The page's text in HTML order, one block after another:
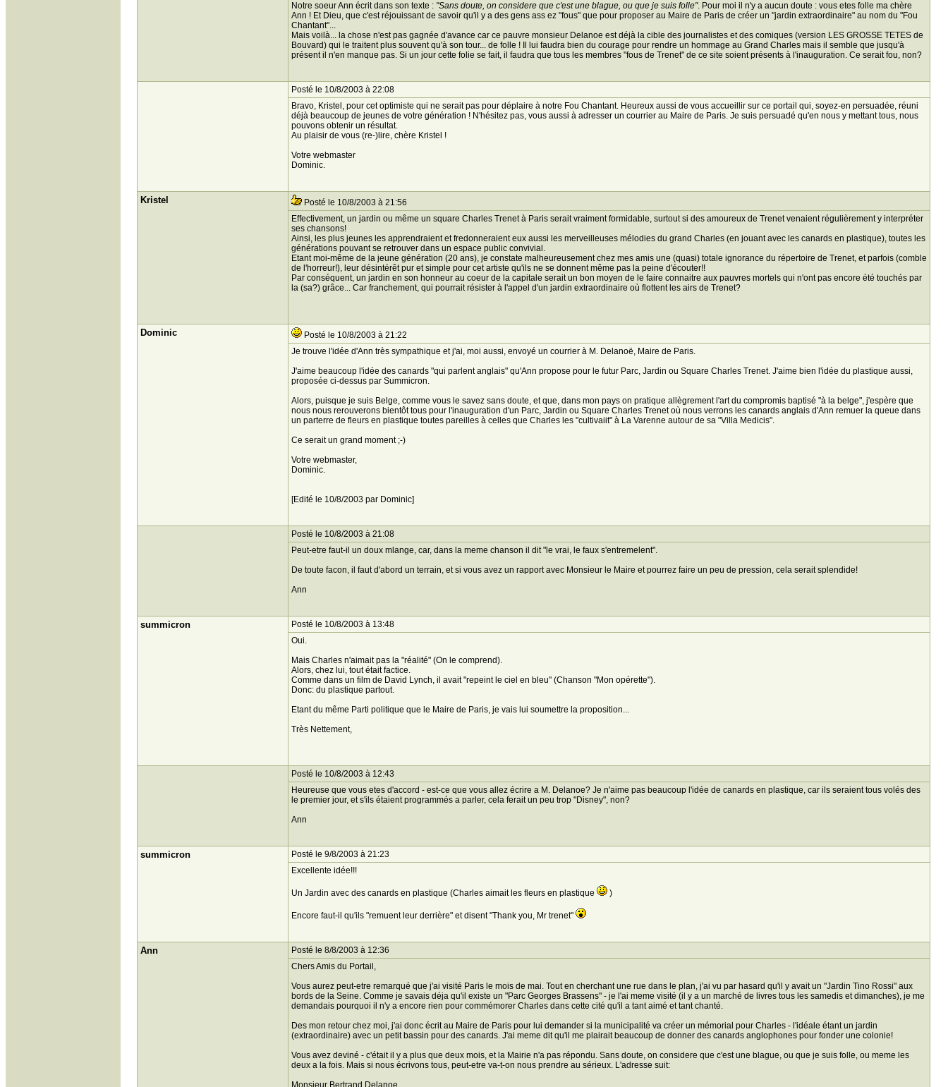
Notre soeur Ann écrit dans son texte : "Sans doute, on considere que c'est une blague, ou que je suis folle". Pour moi il n'y a aucun doute : vous etes folle ma chère
Ann ! Et Dieu, que c'est réjouissant de savoir qu'il y a des gens ass ez "fous" que pour proposer au Maire de Paris de créer un "jardin extraordinaire" au nom du "Fou
Chantant"...
Mais voilà... la chose n'est pas gagnée d'avance car ce pauvre monsieur Delanoe est déjà la cible des journalistes et des comiques (version LES GROSSE TETES de
Bouvard) qui le traitent plus souvent qu'à son tour... de folle ! Il lui faudra bien du courage pour rendre un hommage au Grand Charles mais il semble que jusqu'à
présent il n'en manque pas. Si un jour cette folie se fait, il faudra que tous les membres "fous de Trenet" de ce site soient présents à l'inauguration. Ce serait fou, non?
Posté le 10/8/2003 à 22:08
Bravo, Kristel, pour cet optimiste qui ne serait pas pour déplaire à notre Fou Chantant. Heureux aussi de vous accueillir sur ce portail qui, soyez-en persuadée, réuni
déjà beaucoup de jeunes de votre génération ! N'hésitez pas, vous aussi à adresser un courrier au Maire de Paris. Je suis persuadé qu'en nous y mettant tous, nous
pouvons obtenir un résultat.
Au plaisir de vous (re-)lire, chère Kristel !
Votre webmaster
Dominic.
Kristel
Posté le 10/8/2003 à 21:56
Effectivement, un jardin ou même un square Charles Trenet à Paris serait vraiment formidable, surtout si des amoureux de Trenet venaient régulièrement y interpréter
ses chansons!
Ainsi, les plus jeunes les apprendraient et fredonneraient eux aussi les merveilleuses mélodies du grand Charles (en jouant avec les canards en plastique), toutes les
générations pouvant se retrouver dans un espace public convivial.
Etant moi-même de la jeune génération (20 ans), je constate malheureusement chez mes amis une (quasi) totale ignorance du répertoire de Trenet, et parfois (comble
de l'horreur!), leur désintérêt pur et simple pour cet artiste qu'ils ne se donnent même pas la peine d'écouter!!
Par conséquent, un jardin en son honneur au coeur de la capitale serait un bon moyen de le faire connaitre aux pauvres mortels qui n'ont pas encore été touchés par
la (sa?) grâce... Car franchement, qui pourrait résister à l'appel d'un jardin extraordinaire où flottent les airs de Trenet?
Dominic
Posté le 10/8/2003 à 21:22
Je trouve l'idée d'Ann très sympathique et j'ai, moi aussi, envoyé un courrier à M. Delanoë, Maire de Paris.
J'aime beaucoup l'idée des canards "qui parlent anglais" qu'Ann propose pour le futur Parc, Jardin ou Square Charles Trenet. J'aime bien l'idée du plastique aussi,
proposée ci-dessus par Summicron.
Alors, puisque je suis Belge, comme vous le savez sans doute, et que, dans mon pays on pratique allègrement l'art du compromis baptisé "à la belge", j'espère que
nous nous rerouverons bientôt tous pour l'inauguration d'un Parc, Jardin ou Square Charles Trenet où nous verrons les canards anglais d'Ann remuer la queue dans
un parterre de fleurs en plastique toutes pareilles à celles que Charles les "cultivaiit" à La Varenne autour de sa "Villa Medicis".
Ce serait un grand moment ;-)
Votre webmaster,
Dominic.
[Edité le 10/8/2003 par Dominic]
Posté le 10/8/2003 à 21:08
Peut-etre faut-il un doux mlange, car, dans la meme chanson il dit "le vrai, le faux s'entremelent".
De toute facon, il faut d'abord un terrain, et si vous avez un rapport avec Monsieur le Maire et pourrez faire un peu de pression, cela serait splendide!
Ann
summicron
Posté le 10/8/2003 à 13:48
Oui.
Mais Charles n'aimait pas la "réalité" (On le comprend).
Alors, chez lui, tout était factice.
Comme dans un film de David Lynch, il avait "repeint le ciel en bleu" (Chanson "Mon opérette").
Donc: du plastique partout.
Etant du même Parti politique que le Maire de Paris, je vais lui soumettre la proposition...
Très Nettement,
Posté le 10/8/2003 à 12:43
Heureuse que vous etes d'accord - est-ce que vous allez écrire a M. Delanoe? Je n'aime pas beaucoup l'idée de canards en plastique, car ils seraient tous volés des
le premier jour, et s'ils étaient programmés a parler, cela ferait un peu trop "Disney", non?
Ann
summicron
Posté le 9/8/2003 à 21:23
Excellente idée!!!
Un Jardin avec des canards en plastique (Charles aimait les fleurs en plastique )
Encore faut-il qu'ils "remuent leur derrière" et disent "Thank you, Mr trenet"
Ann
Posté le 8/8/2003 à 12:36
Chers Amis du Portail,
Vous aurez peut-etre remarqué que j'ai visité Paris le mois de mai. Tout en cherchant une rue dans le plan, j'ai vu par hasard qu'il y avait un "Jardin Tino Rossi" aux
bords de la Seine. Comme je savais déja qu'il existe un "Parc Georges Brassens" - je l'ai meme visité (il y a un marché de livres tous les samedis et dimanches), je me
demandais pourquoi il n'y a encore rien pour commémorer Charles dans cette cité qu'il a tant aimé et tant chanté.
Des mon retour chez moi, j'ai donc écrit au Maire de Paris pour lui demander si la municipalité va créer un mémorial pour Charles - l'idéale étant un jardin
(extraordinaire) avec un petit bassin pour des canards. J'ai meme dit qu'il me plairait beaucoup de donner des canards anglophones pour fonder une colonie!
Vous avez deviné - c'était il y a plus que deux mois, et la Mairie n'a pas répondu. Sans doute, on considere que c'est une blague, ou que je suis folle, ou meme les
deux a la fois. Mais si nous écrivons tous, peut-etre va-t-on nous prendre au sérieux. L'adresse suit:
Monsieur Bertrand Delanoe